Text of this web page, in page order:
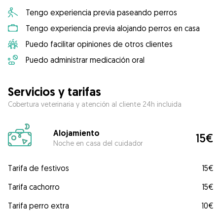
Tengo experiencia previa paseando perros
Tengo experiencia previa alojando perros en casa
Puedo facilitar opiniones de otros clientes
Puedo administrar medicación oral
Servicios y tarifas
Cobertura veterinaria y atención al cliente 24h incluida
Alojamiento
Noche en casa del cuidador 15€
Tarifa de festivos
15€
Tarifa cachorro
15€
Tarifa perro extra
10€